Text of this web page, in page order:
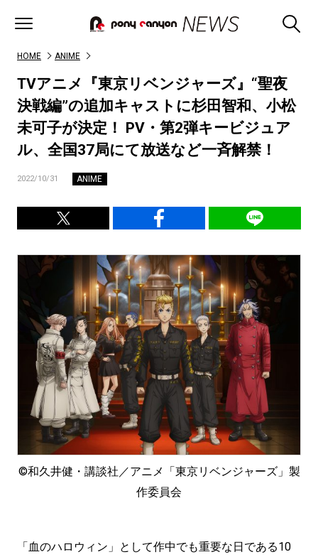
HOME ANIME
TVアニメ『東京リベンジャーズ』“聖夜
決戦編”の追加キャストに杉田智和、小松
未可子が決定！ PV・第2弾キービジュア
ル、全国37局にて放送など一斉解禁！
2022/10/31 ANIME
©和久井健・講談社／アニメ「東京リベンジャーズ」製
作委員会
「血のハロウィン」として作中でも重要な日である10